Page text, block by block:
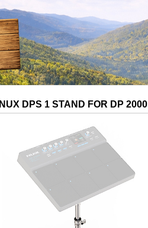
NUX DPS 1 STAND FOR DP 2000